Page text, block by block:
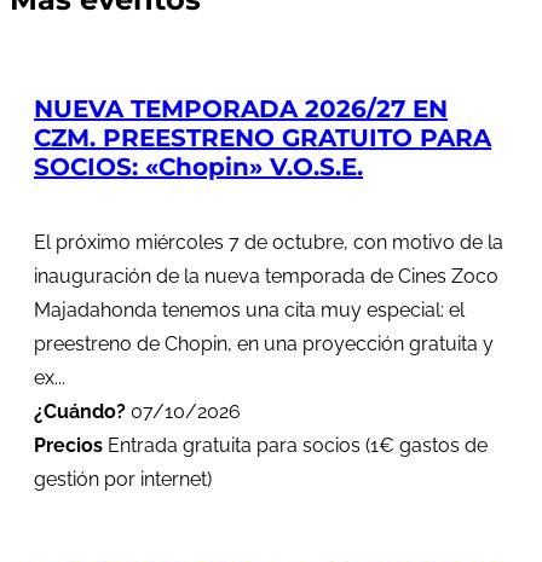
NUEVA TEMPORADA 2026/27 EN
CZM. PREESTRENO GRATUITO PARA
SOCIOS: «Chopin» V.O.S.E.
El próximo miércoles 7 de octubre, con motivo de la
inauguración de la nueva temporada de Cines Zoco
Majadahonda tenemos una cita muy especial: el
preestreno de Chopin, en una proyección gratuita y
ex...
¿Cuándo? 07/10/2026
Precios Entrada gratuita para socios (1€ gastos de
gestión por internet)